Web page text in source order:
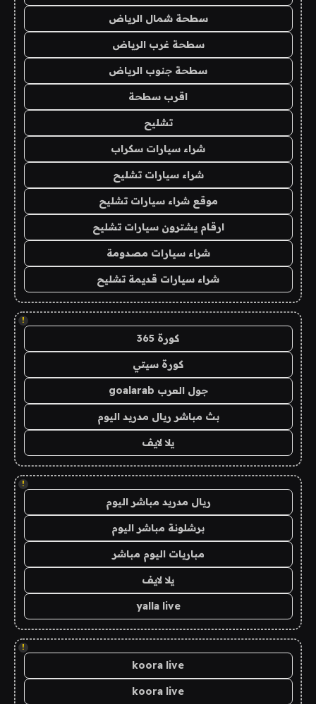
سطحة شمال الرياض
سطحة غرب الرياض
سطحة جنوب الرياض
اقرب سطحة
تشليح
شراء سيارات سكراب
شراء سيارات تشليح
موقع شراء سيارات تشليح
ارقام يشترون سيارات تشليح
شراء سيارات مصدومة
شراء سيارات قديمة تشليح
!
كورة 365
كورة سيتي
جول العرب goalarab
بث مباشر ريال مدريد اليوم
يلا لايف
!
ريال مدريد مباشر اليوم
برشلونة مباشر اليوم
مباريات اليوم مباشر
يلا لايف
yalla live
!
koora live
koora live